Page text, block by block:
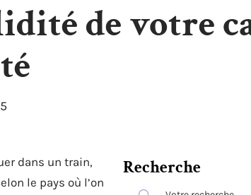
de votre
dans un train,
le pays où l’on
Recherche